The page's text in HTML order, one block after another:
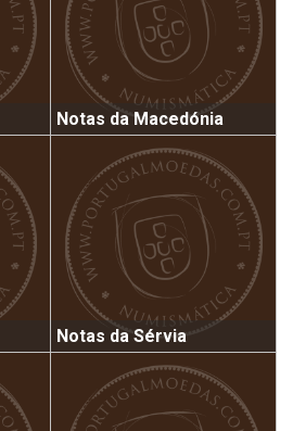
Notas da Macedónia
Notas da Sérvia